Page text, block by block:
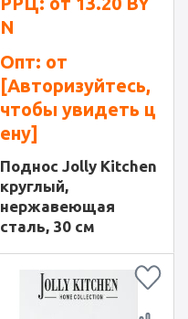
N
Опт: от
[Авторизуйтесь,
чтобы увидеть ц
ену]
Поднос Jolly Kitchen
круглый,
нержавеющая
сталь, 30 см